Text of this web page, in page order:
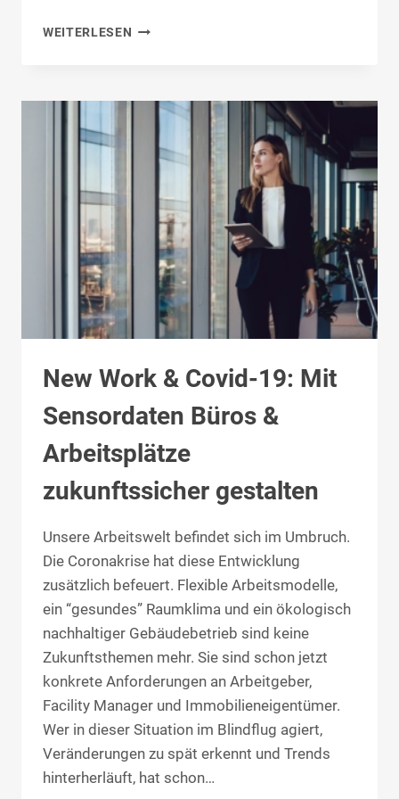
WEITERLESEN REMOTE
New Work & Covid-19: Mit
Sensordaten Büros &
Arbeitsplätze
zukunftssicher gestalten
Unsere Arbeitswelt befindet sich im Umbruch.
Die Coronakrise hat diese Entwicklung
zusätzlich befeuert. Flexible Arbeitsmodelle,
ein “gesundes” Raumklima und ein ökologisch
nachhaltiger Gebäudebetrieb sind keine
Zukunftsthemen mehr. Sie sind schon jetzt
konkrete Anforderungen an Arbeitgeber,
Facility Manager und Immobilieneigentümer.
Wer in dieser Situation im Blindflug agiert,
Veränderungen zu spät erkennt und Trends
hinterherläuft, hat schon…